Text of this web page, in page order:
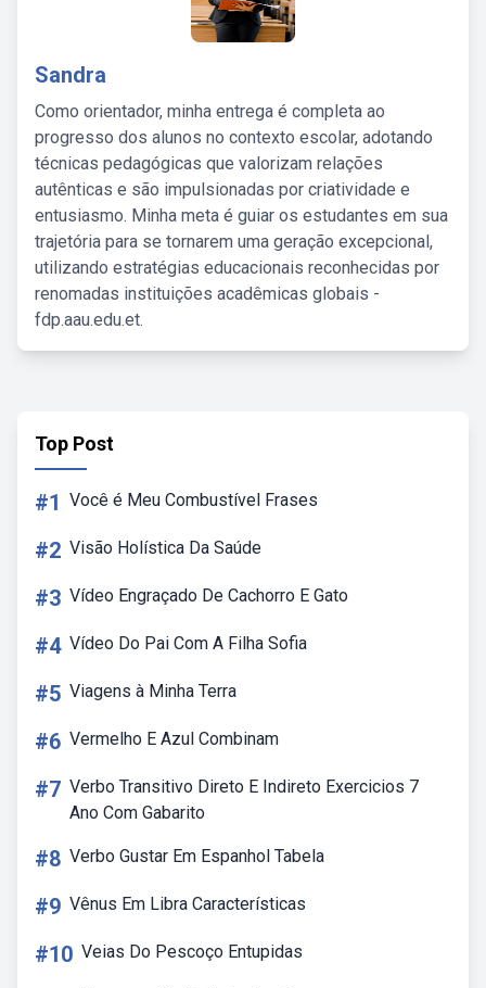
Sandra
Como orientador, minha entrega é completa ao
progresso dos alunos no contexto escolar, adotando
técnicas pedagógicas que valorizam relações
autênticas e são impulsionadas por criatividade e
entusiasmo. Minha meta é guiar os estudantes em sua
trajetória para se tornarem uma geração excepcional,
utilizando estratégias educacionais reconhecidas por
renomadas instituições acadêmicas globais -
fdp.aau.edu.et.
Top Post
#1 Você é Meu Combustível Frases
#2 Visão Holística Da Saúde
#3 Vídeo Engraçado De Cachorro E Gato
#4 Vídeo Do Pai Com A Filha Sofia
#5 Viagens à Minha Terra
#6 Vermelho E Azul Combinam
#7 Verbo Transitivo Direto E Indireto Exercicios 7
Ano Com Gabarito
#8 Verbo Gustar Em Espanhol Tabela
#9 Vênus Em Libra Características
#10 Veias Do Pescoço Entupidas